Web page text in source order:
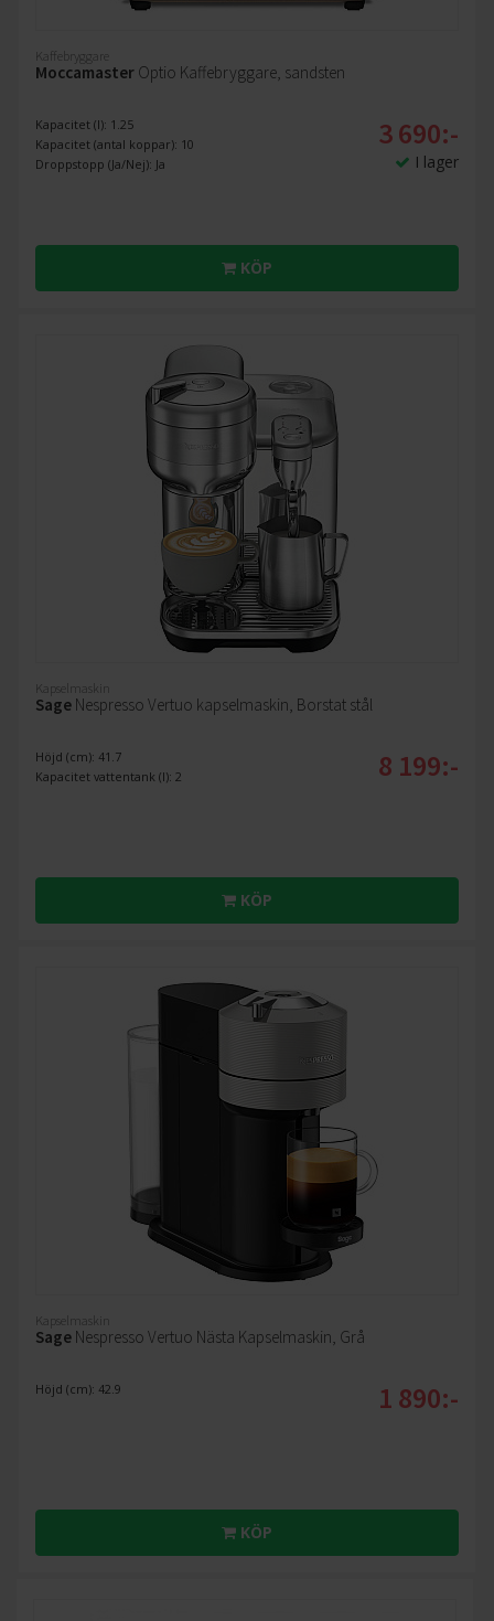
Kaffebryggare
Moccamaster Optio Kaffebryggare, sandsten
Kapacitet (l): 1.25
Kapacitet (antal koppar): 10
Droppstopp (Ja/Nej): Ja
3 690:-
I lager
KÖP
Kapselmaskin
Sage Nespresso Vertuo kapselmaskin, Borstat stål
Höjd (cm): 41.7
Kapacitet vattentank (l): 2
8 199:-
KÖP
Kapselmaskin
Sage Nespresso Vertuo Nästa Kapselmaskin, Grå
Höjd (cm): 42.9 1 890:-
KÖP